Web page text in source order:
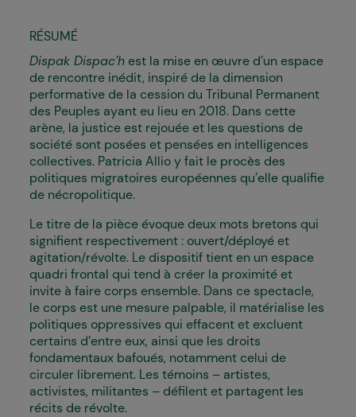
RÉSUMÉ
Dispak Dispac’h est la mise en œuvre d’un espace
de rencontre inédit, inspiré de la dimension
performative de la cession du Tribunal Permanent
des Peuples ayant eu lieu en 2018. Dans cette
arène, la justice est rejouée et les questions de
société sont posées et pensées en intelligences
collectives. Patricia Allio y fait le procès des
politiques migratoires européennes qu’elle qualifie
de nécropolitique.
Le titre de la pièce évoque deux mots bretons qui
signifient respectivement : ouvert/déployé et
agitation/révolte. Le dispositif tient en un espace
quadri frontal qui tend à créer la proximité et
invite à faire corps ensemble. Dans ce spectacle,
le corps est une mesure palpable, il matérialise les
politiques oppressives qui effacent et excluent
certains d’entre eux, ainsi que les droits
fondamentaux bafoués, notamment celui de
circuler librement. Les témoins – artistes,
activistes, militant·es – défilent et partagent les
récits de révolte.